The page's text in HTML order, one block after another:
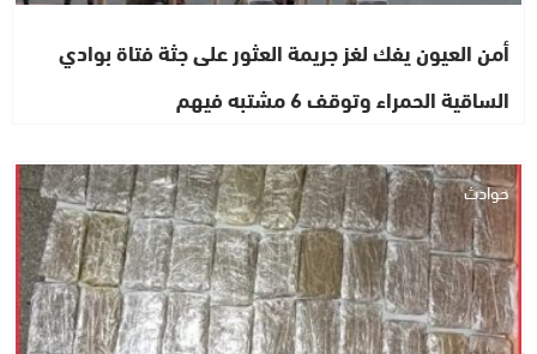
أمن العيون يفك لغز جريمة العثور على جثة فتاة بوادي
الساقية الحمراء وتوقف 6 مشتبه فيهم
حوادث